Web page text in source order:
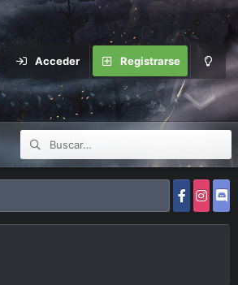
Acceder Registrarse